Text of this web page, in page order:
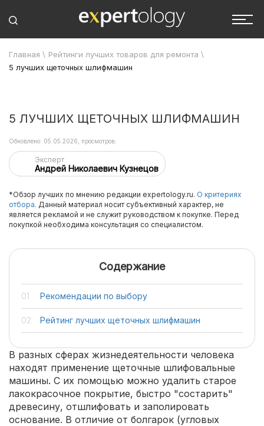
Главная \ Рейтинги лучших товаров для ремонта \
5 лучших щеточных шлифмашин
5 ЛУЧШИХ ЩЕТОЧНЫХ ШЛИФМАШИН
Эксперт
Андрей Николаевич Кузнецов
Обновлено: 05.05.2026, просмотров:
*Обзор лучших по мнению редакции expertology.ru. О критериях
отбора. Данный материал носит субъективный характер, не
является рекламой и не служит руководством к покупке. Перед
покупкой необходима консультация со специалистом.
Содержание
Рекомендации по выбору
Рейтинг лучших щеточных шлифмашин
В разных сферах жизнедеятельности человека
находят применение щеточные шлифовальные
машины. С их помощью можно удалить старое
лакокрасочное покрытие, быстро "состарить"
древесину, отшлифовать и заполировать
основание. В отличие от болгарок (угловых